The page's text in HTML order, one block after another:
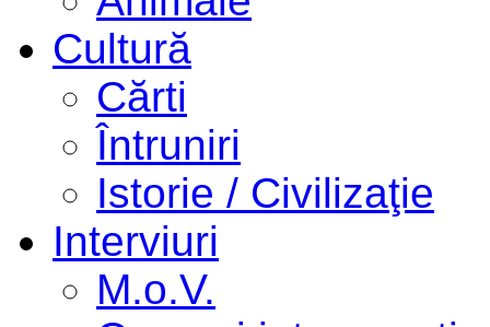
Cultură
Cărti
Întruniri
Istorie / Civilizaţie
Interviuri
M.o.V.